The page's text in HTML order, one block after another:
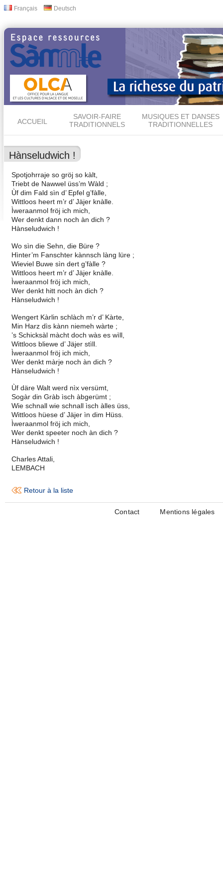
Français Deutsch
ACCUEIL
SAVOIR-FAIRE
TRADITIONNELS
MUSIQUES ET DANSES
TRADITIONNELLES
Hànseludwich !
Spotjohrraje so gröj so kàlt,
Triebt de Nawwel üss’m Wàld ;
Ùf dim Fald sìn d’ Epfel g’fàlle,
Wittloos heert m’r d’ Jäjer knàlle.
Ìweraanmol fröj ich mich,
Wer denkt dann noch àn dich ?
Hànseludwich !
Wo sìn die Sehn, die Büre ?
Hìnter’m Fanschter kànnsch làng lüre ;
Wieviel Buwe sìn dert g’fàlle ?
Wittloos heert m’r d’ Jäjer knàlle.
Ìweraanmol fröj ich mich,
Wer denkt hitt noch àn dich ?
Hànseludwich !
Wengert Kàrlin schlàch m’r d’ Kàrte,
Min Harz dìs kànn niemeh wàrte ;
’s Schicksàl màcht doch wàs es wìll,
Wittloos bliewe d’ Jäjer stìll.
Ìweraanmol fröj ich mich,
Wer denkt màrje noch àn dich ?
Hànseludwich !
Ùf däre Walt werd nìx versümt,
Sogàr din Gràb ìsch àbgerümt ;
Wie schnall wie schnall ìsch àlles üss,
Wittloos hüese d’ Jäjer ìn dim Hüss.
Ìweraanmol fröj ich mich,
Wer denkt speeter noch àn dich ?
Hànseludwich !
Charles Attali,
LEMBACH
Retour à la liste
Contact Mentions légales